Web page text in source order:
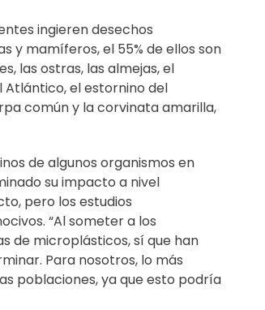
ingieren desechos
y mamíferos, el 55% de ellos son
las ostras, las almejas, el
Atlántico, el estornino del
común y la corvinata amarilla,
de algunos organismos en
su impacto a nivel
pero los estudios
“Al someter a los
de microplásticos, sí que han
Para nosotros, lo más
poblaciones, ya que esto podría